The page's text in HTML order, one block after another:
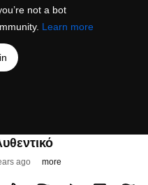
not a bot
Learn more
ago more